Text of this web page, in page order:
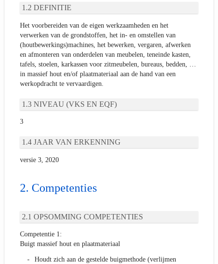
DEFINITIE
Het voorbereiden van de eigen werkzaamheden en het
verwerken van de grondstoffen, het in- en omstellen van
(houtbewerkings)machines, het bewerken, vergaren, afwerken
en afmonteren van onderdelen van meubelen, teneinde kasten,
tafels, stoelen, karkassen voor zitmeubelen, bureaus, bedden, …
in massief hout en/of plaatmateriaal aan de hand van een
werkopdracht te vervaardigen.
NIVEAU (VKS EN EQF)
3
JAAR VAN ERKENNING
versie 3, 2020
Competenties
OPSOMMING COMPETENTIES
Competentie 1:
Buigt massief hout en plaatmateriaal
Houdt zich aan de gestelde buigmethode (verlijmen